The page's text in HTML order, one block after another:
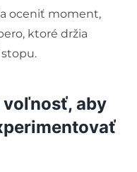
oceniť moment,
ktoré držia
aby